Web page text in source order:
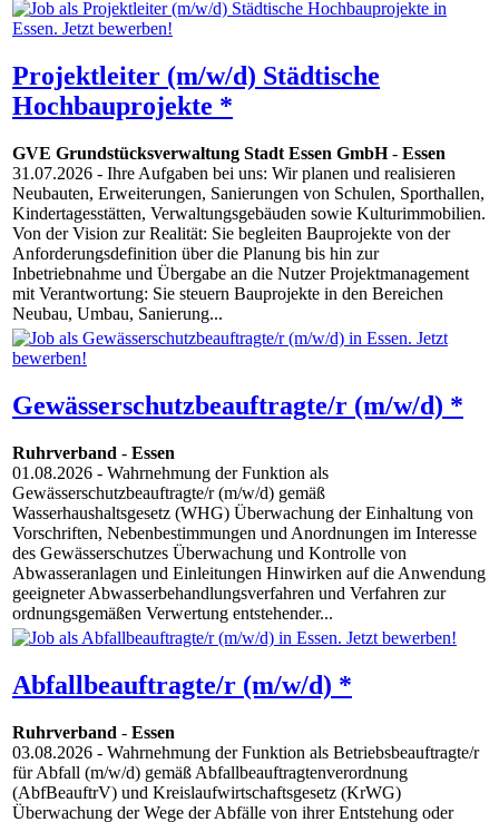
Projektleiter (m/w/d) Städtische
Hochbauprojekte *
GVE Grundstücksverwaltung Stadt Essen GmbH- Essen
31.07.2026 - Ihre Aufgaben bei uns: Wir planen und realisieren
Neubauten, Erweiterungen, Sanierungen von Schulen, Sporthallen,
Kindertagesstätten, Verwaltungsgebäuden sowie Kulturimmobilien.
Von der Vision zur Realität: Sie begleiten Bauprojekte von der
Anforderungsdefinition über die Planung bis hin zur
Inbetriebnahme und Übergabe an die Nutzer Projektmanagement
mit Verantwortung: Sie steuern Bauprojekte in den Bereichen
Neubau, Umbau, Sanierung...
Gewässerschutzbeauftragte/r (m/w/d) *
Ruhrverband - Essen
01.08.2026 - Wahrnehmung der Funktion als
Gewässerschutzbeauftragte/r (m/w/d) gemäß
Wasserhaushaltsgesetz (WHG) Überwachung der Einhaltung von
Vorschriften, Nebenbestimmungen und Anordnungen im Interesse
des Gewässerschutzes Überwachung und Kontrolle von
Abwasseranlagen und Einleitungen Hinwirken auf die Anwendung
geeigneter Abwasserbehandlungsverfahren und Verfahren zur
ordnungsgemäßen Verwertung entstehender...
Abfallbeauftragte/r (m/w/d) *
Ruhrverband - Essen
03.08.2026 - Wahrnehmung der Funktion als Betriebsbeauftragte/r
für Abfall (m/w/d) gemäß Abfallbeauftragtenverordnung
(AbfBeauftrV) und Kreislaufwirtschaftsgesetz (KrWG)
Überwachung der Wege der Abfälle von ihrer Entstehung oder